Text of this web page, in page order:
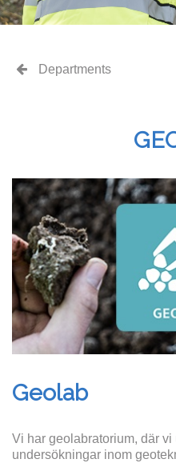
Departments
Geolab
Vi har geolabratorium, där vi
undersökningar inom